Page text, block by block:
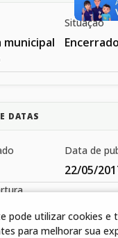
Situação
Encerrado
DATAS
Data de
22/05/
pode utilizar cookies e
para melhorar sua